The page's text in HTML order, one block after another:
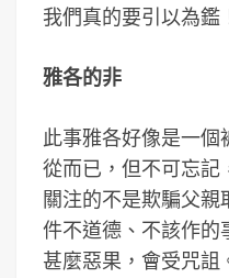
我們真的要引以為鑑
雅各的非
此事雅各好像是一
從而已，但不可忘記
關注的不是欺騙父
件不道德、不該作的
甚麼惡果，會受咒詛